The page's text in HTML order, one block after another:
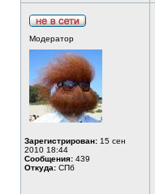
Модератор
Зарегистрирован: 15 сен
2010 18:44
Сообщения: 439
Откуда: СПб